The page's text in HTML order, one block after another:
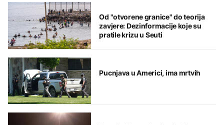
Od "otvorene granice" do teorija
zavjere: Dezinformacije koje su
pratile krizu u Seuti
Pucnjava u Americi, ima mrtvih